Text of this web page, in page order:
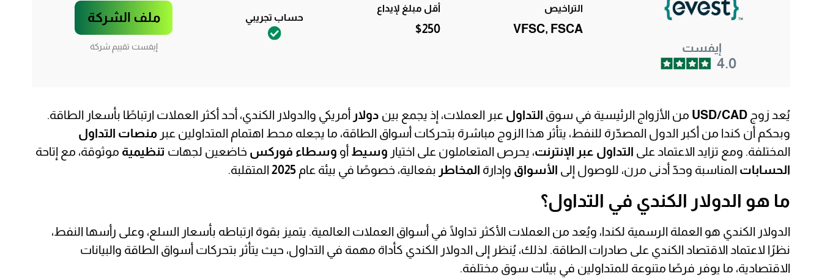
إيفست
4.0
التراخيص
VFSC, FSCA
أقل مبلغ لإيداع
$250
حساب تجريبي ملف الشركة
إيفست تقييم شركة
يُعد زوج USD/CAD من الأزواج الرئيسية في سوق التداول عبر العملات، إذ يجمع بين دولار أمريكي والدولار الكندي، أحد أكثر العملات ارتباطًا بأسعار الطاقة.
وبحكم أن كندا من أكبر الدول المصدّرة للنفط، يتأثر هذا الزوج مباشرة بتحركات أسواق الطاقة، ما يجعله محط اهتمام المتداولين عبر منصات التداول
المختلفة. ومع تزايد الاعتماد على التداول عبر الإنترنت، يحرص المتعاملون على اختيار وسيط أو وسطاء فوركس خاضعين لجهات تنظيمية موثوقة، مع إتاحة
الحسابات المناسبة وحدّ أدنى مرن، للوصول إلى الأسواق وإدارة المخاطر بفعالية، خصوصًا في بيئة عام 2025 المتقلبة.
ما هو الدولار الكندي في التداول؟
الدولار الكندي هو العملة الرسمية لكندا، ويُعد من العملات الأكثر تداولًا في أسواق العملات العالمية. يتميز بقوة ارتباطه بأسعار السلع، وعلى رأسها النفط،
نظرًا لاعتماد الاقتصاد الكندي على صادرات الطاقة. لذلك، يُنظر إلى الدولار الكندي كأداة مهمة في التداول، حيث يتأثر بتحركات أسواق الطاقة والبيانات
الاقتصادية، ما يوفر فرصًا متنوعة للمتداولين في بيئات سوق مختلفة.